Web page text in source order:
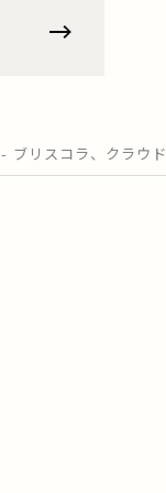
ブリスコラ、クラウ